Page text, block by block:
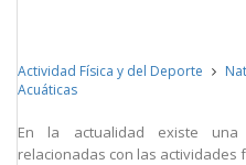
Actividad Física y del Deporte
Acuáticas
En la actualidad existe
relacionadas con las actividades